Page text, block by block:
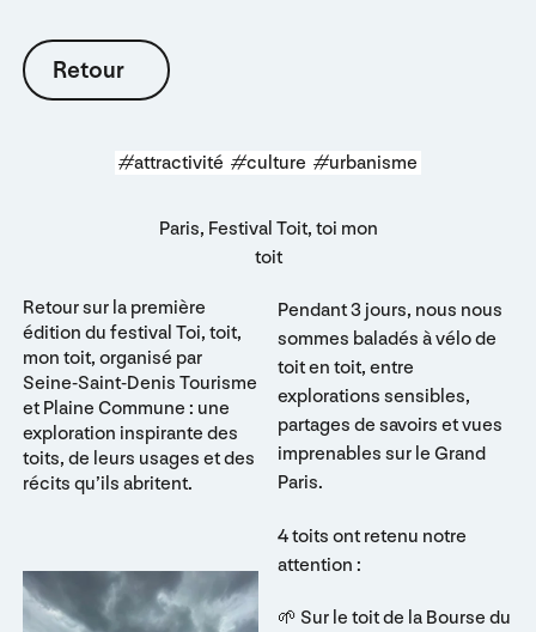
Retour
Retour
#attractivité #culture #urbanisme
Paris, Festival Toit, toi mon
toit
Retour sur la première
édition du festival Toi, toit,
mon toit, organisé par
Seine-Saint-Denis Tourisme
et Plaine Commune : une
exploration inspirante des
toits, de leurs usages et des
récits qu’ils abritent.
Pendant 3 jours, nous nous
sommes baladés à vélo de
toit en toit, entre
explorations sensibles,
partages de savoirs et vues
imprenables sur le Grand
Paris.
4 toits ont retenu notre
attention :
🌱 Sur le toit de la Bourse du